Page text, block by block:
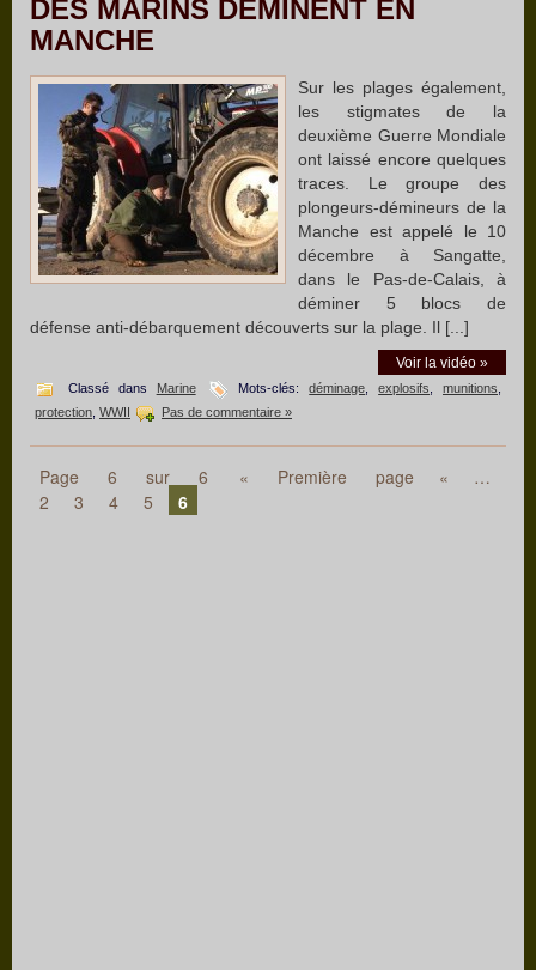
DES MARINS DÉMINENT EN
MANCHE
Sur les plages également,
les stigmates de la
deuxième Guerre Mondiale
ont laissé encore quelques
traces. Le groupe des
plongeurs-démineurs de la
Manche est appelé le 10
décembre à Sangatte,
dans le Pas-de-Calais, à
déminer 5 blocs de
défense anti-débarquement découverts sur la plage. Il [...]
Voir la vidéo »
Classé dans Marine Mots-clés:déminage ,explosifs munitions
protection WWII Pas de commentaire »
Page 6 sur 6 « Première page «
…
2
3 4 5 6